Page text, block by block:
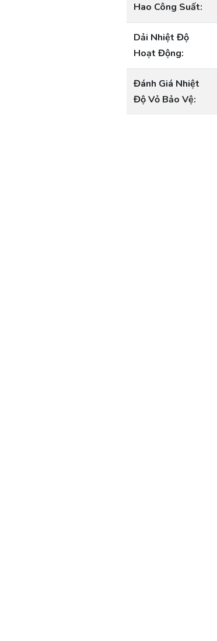
Hao Công Suất:
Dải Nhiệt Độ
Hoạt Động:
Đánh Giá Nhiệt
Độ Vỏ Bảo Vệ: